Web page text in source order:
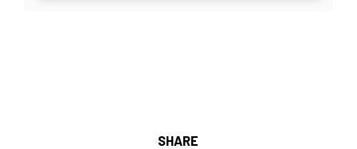
SHARE